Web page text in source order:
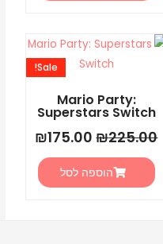
Mario Party:
Superstars Switch
Sale!
₪225.00
המחיר
המקורי
₪225.00.
₪175.00
הוא:
הוספה לסל